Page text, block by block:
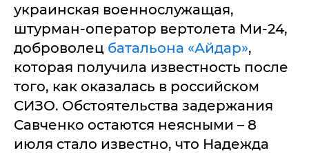
украинская военнослужащая,
штурман-оператор вертолета Ми-24,
доброволец батальона «Айдар»,
которая получила известность после
того, как оказалась в российском
СИЗО. Обстоятельства задержания
Савченко остаются неясными – 8
июля стало известно, что Надежда